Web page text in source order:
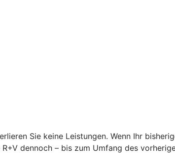
Sie keine Leistungen. Wenn Ihr
dennoch – bis zum Umfang des